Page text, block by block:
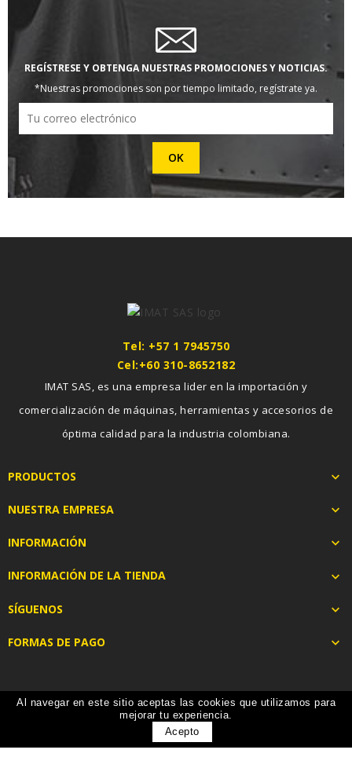
REGÍSTRESE Y OBTENGA NUESTRAS PROMOCIONES Y NOTICIAS.
*Nuestras promociones son por tiempo limitado, regístrate ya.
Tel: +57 1 7945750
Cel:+60 310-8652182
IMAT SAS, es una empresa lider en la importación y
comercialización de máquinas, herramientas y accesorios de
óptima calidad para la industria colombiana.
PRODUCTOS 
NUESTRA EMPRESA 
INFORMACIÓN 
INFORMACIÓN DE LA TIENDA 
SÍGUENOS 
FORMAS DE PAGO 
Al navegar en este sitio aceptas las cookies que utilizamos para
mejorar tu experiencia.
Acepto
Mapa Del Sitio
Términos De Búsqueda